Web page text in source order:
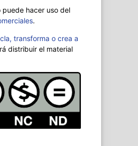
hacer uso del
.
transforma o crea a
distribuir el material